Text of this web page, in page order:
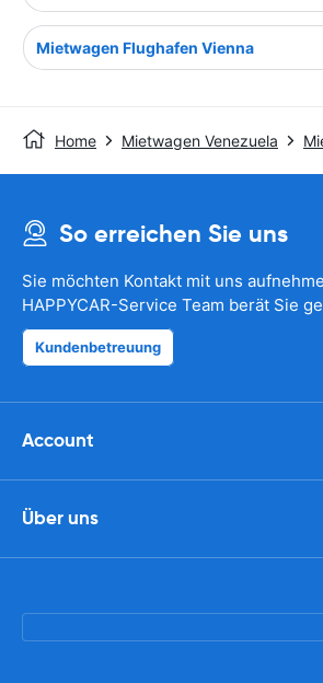
Mietwagen Flughafen Vienna
Home Mietwagen Venezuela
So erreichen Sie uns
Sie möchten Kontakt mit uns
HAPPYCAR-Service Team berät Sie
Kundenbetreuung
Account
Über uns